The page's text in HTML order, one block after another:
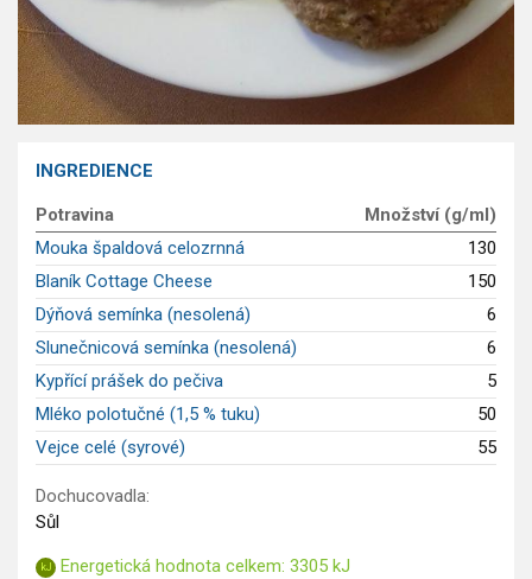
INGREDIENCE
Potravina
Množství (g/ml)
Mouka špaldová celozrnná
130
Blaník Cottage Cheese
150
Dýňová semínka (nesolená)
6
Slunečnicová semínka (nesolená)
6
Kypřící prášek do pečiva
5
Mléko polotučné (1,5 % tuku)
50
Vejce celé (syrové)
55
Dochucovadla:
Sůl
Energetická hodnota celkem: 3305 kJ